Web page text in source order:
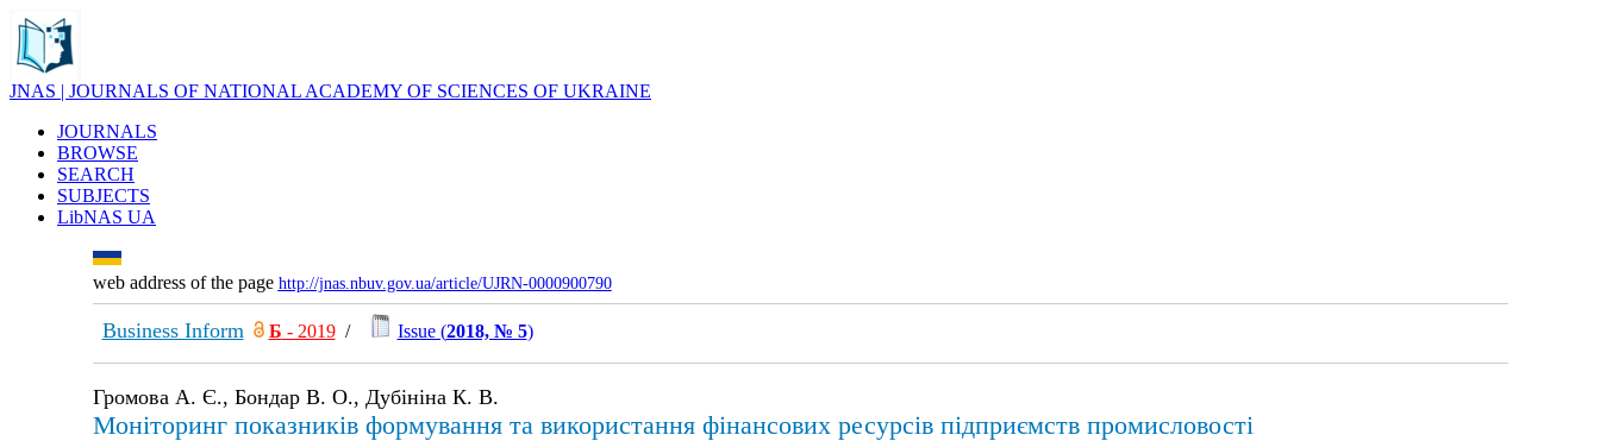
JNAS | JOURNALS OF NATIONAL ACADEMY OF SCIENCES OF UKRAINE
JOURNALS
BROWSE
SEARCH
SUBJECTS
LibNAS UA
web address of the page http://jnas.nbuv.gov.ua/article/UJRN-0000900790
Business Inform Б - 2019/ Issue (2018, № 5)
Громова А. Є., Бондар В. О., Дубініна К. В.
Моніторинг показників формування та використання фінансових ресурсів підприємств промисловості